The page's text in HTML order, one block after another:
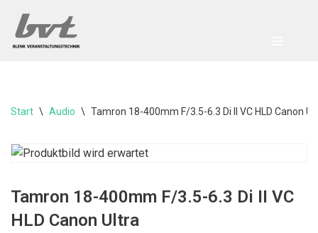
Zum
Start \ Audio \ Tamron 18-400mm F/3.5-6.3 Di II VC HLD Canon
Tamron 18-400mm F/3.5-6.3 Di II VC
HLD Canon Ultra